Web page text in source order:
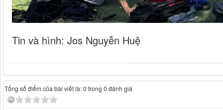
Tin và hình: Jos Nguyễn Huệ
Tổng số điểm của bài viết là: 0 trong 0 đánh giá